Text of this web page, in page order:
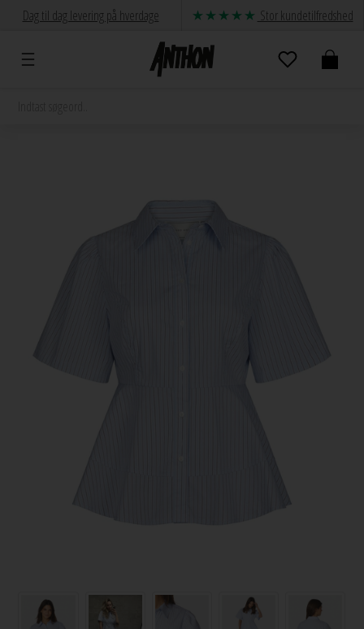
Dag til dag levering på hverdage Stor kundetilfredshed